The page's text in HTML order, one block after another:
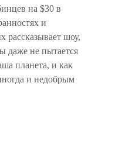
на $30 в
и
рассказывает шоу,
даже не пытается
планета, и как
и недобрым